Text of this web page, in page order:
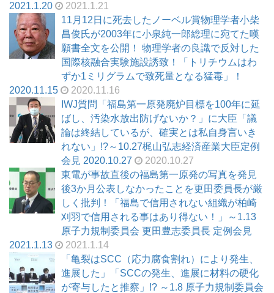
2021.1.20
2021.1.21
11月12日に死去したノーベル賞物理学者小柴
昌俊氏が2003年に小泉純一郎総理に宛てた嘆
願書全文を公開！ 物理学者の良識で反対した
国際核融合実験施設誘致！「トリチウムはわ
ずか1ミリグラムで致死量となる猛毒」！
2020.11.15
2020.11.16
IWJ質問「福島第一原発廃炉目標を100年に延
ばし、汚染水放出防げないか？」に大臣「議
論は終結しているが、確実とは私自身言いき
れない」!?～10.27梶山弘志経済産業大臣定例
会見 2020.10.27
2020.10.27
東電が事故直後の福島第一原発の写真を発見
後3か月公表しなかったことを更田委員長が厳
しく批判！「福島で信用されない組織が柏崎
刈羽で信用される事はあり得ない！」～1.13
原子力規制委員会 更田豊志委員長 定例会見
2021.1.13
2021.1.14
「亀裂はSCC（応力腐食割れ）により発生、
進展した」「SCCの発生、進展に材料の硬化
が寄与したと推察」!? ～1.8 原子力規制委員会